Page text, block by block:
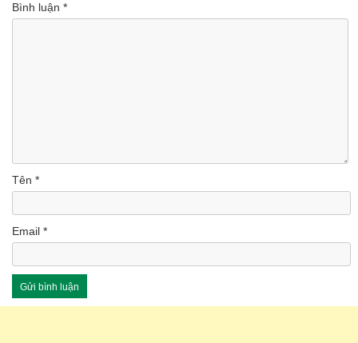
Bình luận *
Tên *
Email *